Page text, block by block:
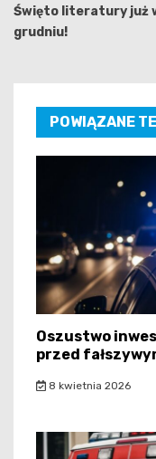
Święto literatury już
grudniu!
POWIĄZANE
Oszustwo
przed
8 kwietnia 2026